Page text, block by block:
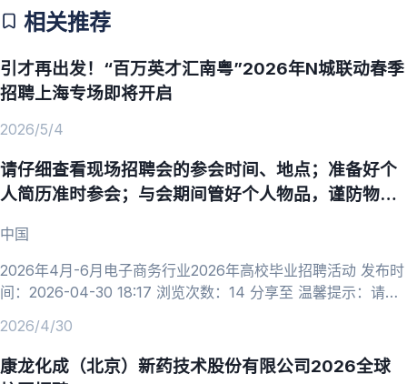
相关推荐
引才再出发！“百万英才汇南粤”2026年N城联动春季
招聘上海专场即将开启
2026/5/4
请仔细查看现场招聘会的参会时间、地点；准备好个
人简历准时参会；与会期间管好个人物品，谨防物品
中国
2026年4月-6月电子商务行业2026年高校毕业招聘活动 发布时
间：2026-04-30 18:17 浏览次数：14 分享至 温馨提示：请仔
会；与会期间管好个人物品，谨防物品丢失。 招聘会类型：线
上招聘会 举办时间：2026-04-30 00:00 ~ 2026-06-30 23:59
举办地址：网络招聘会，在线投递简历 详情 2026年4月
2026/4/30
康龙化成（北京）新药技术股份有限公司2026全球